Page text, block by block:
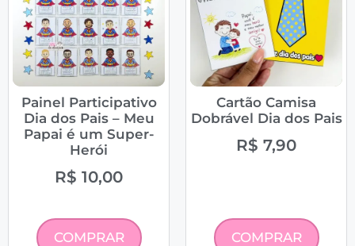
Painel Participativo
Dia dos Pais – Meu
Papai é um Super-
Herói
R$ 10,00
COMPRAR
Cartão Camisa
Dobrável Dia dos Pais
R$ 7,90
COMPRAR